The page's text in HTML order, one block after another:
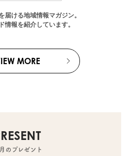
届ける地域情報マガジン。
情報を紹介しています。
MORE
のプレゼント